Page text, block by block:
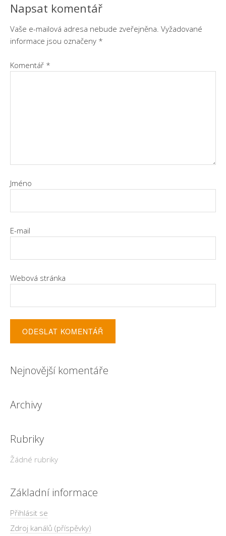
Napsat komentář
Vaše e-mailová adresa nebude zveřejněna. Vyžadované
informace jsou označeny *
Komentář *
Jméno
E-mail
Webová stránka
Nejnovější komentáře
Archivy
Rubriky
Žádné rubriky
Základní informace
Přihlásit se
Zdroj kanálů (příspěvky)